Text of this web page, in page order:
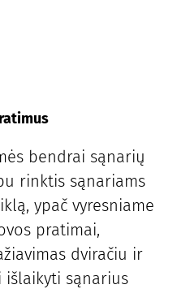
bendrai sąnarių
rinktis sąnariams
ypač vyresniame
pratimai,
dviračiu ir
išlaikyti sąnarius